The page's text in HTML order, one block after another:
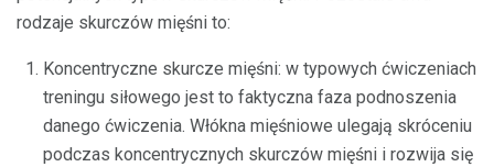
rodzaje skurczów mięśni to:
Koncentryczne skurcze mięśni: w typowych ćwiczeniach
treningu siłowego jest to faktyczna faza podnoszenia
danego ćwiczenia. Włókna mięśniowe ulegają skróceniu
podczas koncentrycznych skurczów mięśni i rozwija się